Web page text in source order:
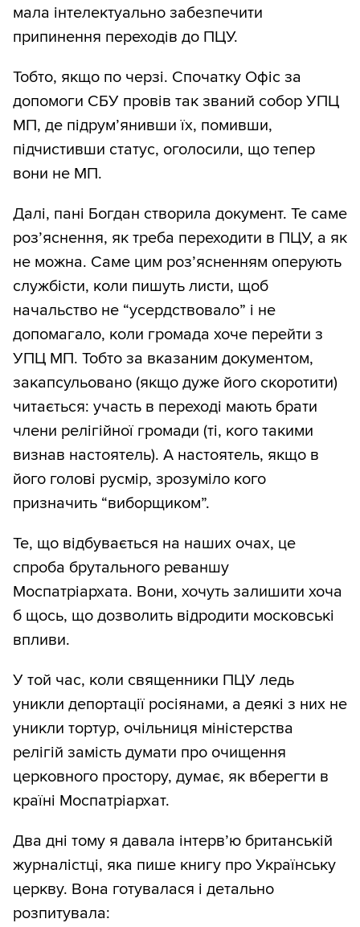
мала інтелектуально забезпечити
припинення переходів до ПЦУ.
Тобто, якщо по черзі. Спочатку Офіс за
допомоги СБУ провів так званий собор УПЦ
МП, де підрум’янивши їх, помивши,
підчистивши статус, оголосили, що тепер
вони не МП.
Далі, пані Богдан створила документ. Те саме
роз’яснення, як треба переходити в ПЦУ, а як
не можна. Саме цим роз’ясненням оперують
службісти, коли пишуть листи, щоб
начальство не “усердствовало” і не
допомагало, коли громада хоче перейти з
УПЦ МП. Тобто за вказаним документом,
закапсульовано (якщо дуже його скоротити)
читається: участь в переході мають брати
члени релігійної громади (ті, кого такими
визнав настоятель). А настоятель, якщо в
його голові русмір, зрозуміло кого
призначить “виборщиком”.
Те, що відбувається на наших очах, це
спроба брутального реваншу
Моспатріархата. Вони, хочуть залишити хоча
б щось, що дозволить відродити московські
впливи.
У той час, коли священники ПЦУ ледь
уникли депортації росіянами, а деякі з них не
уникли тортур, очільниця міністерства
релігій замість думати про очищення
церковного простору, думає, як вберегти в
країні Моспатріархат.
Два дні тому я давала інтерв’ю британській
журналістці, яка пише книгу про Українську
церкву. Вона готувалася і детально
розпитувала: